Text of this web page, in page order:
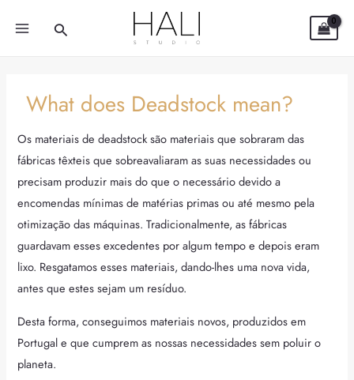
Search
What does Deadstock mean?
Os materiais de deadstock são materiais que sobraram das
fábricas têxteis que sobreavaliaram as suas necessidades ou
precisam produzir mais do que o necessário devido a
encomendas mínimas de matérias primas ou até mesmo pela
otimização das máquinas. Tradicionalmente, as fábricas
guardavam esses excedentes por algum tempo e depois eram
lixo. Resgatamos esses materiais, dando-lhes uma nova vida,
antes que estes sejam um resíduo.
Desta forma, conseguimos materiais novos, produzidos em
Portugal e que cumprem as nossas necessidades sem poluir o
planeta.
navigation